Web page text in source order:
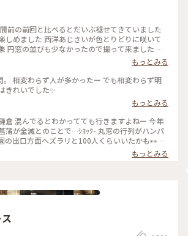
しめました 西洋あじさいが色とりどりに咲いて
円窓の並びも少なかったので撮って来ました 裏
復活を願います
もっとみる
。 相変わらず人が多かったー でも相変わらず明
きれいでした✨
もっとみる
よねー 今年
蒲が全滅とのことで…ｼﾖｯｸ- 丸窓の行列がハンパ
の出口方面へズラリと100人くらいいたかも👀 装
がとても素敵だったのでそりゃー撮りたくなりま
ｰ) 写真もなかなか撮りづらいほどの人混み 急な方
… 夕方の空いてる時間を狙うのがいいのかもです
もっとみる